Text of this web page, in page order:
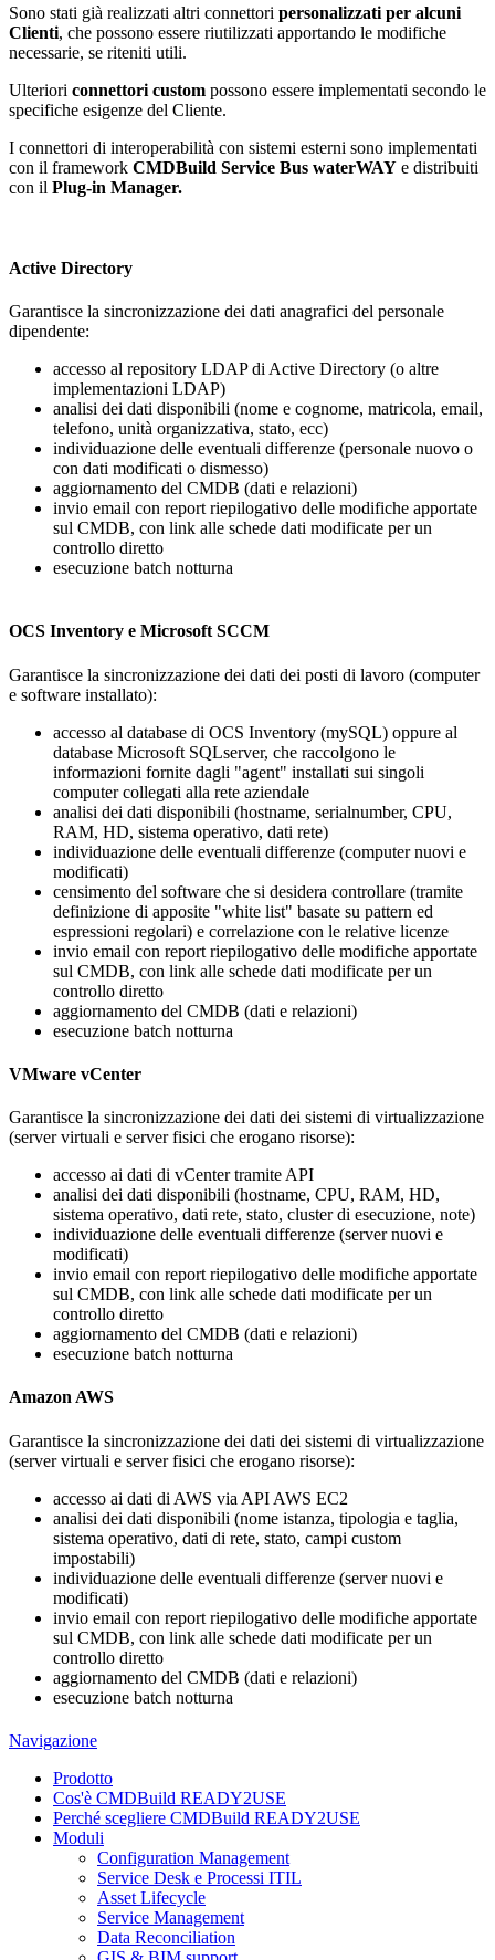
Sono stati già realizzati altri connettori personalizzati per alcuni
Clienti, che possono essere riutilizzati apportando le modifiche
necessarie, se riteniti utili.
Ulteriori connettori custom possono essere implementati secondo le
specifiche esigenze del Cliente.
I connettori di interoperabilità con sistemi esterni sono implementati
con il framework CMDBuild Service Bus waterWAY e distribuiti
con il Plug-in Manager.
Active Directory
Garantisce la sincronizzazione dei dati anagrafici del personale
dipendente:
accesso al repository LDAP di Active Directory (o altre
implementazioni LDAP)
analisi dei dati disponibili (nome e cognome, matricola, email,
telefono, unità organizzativa, stato, ecc)
individuazione delle eventuali differenze (personale nuovo o
con dati modificati o dismesso)
aggiornamento del CMDB (dati e relazioni)
invio email con report riepilogativo delle modifiche apportate
sul CMDB, con link alle schede dati modificate per un
controllo diretto
esecuzione batch notturna
OCS Inventory e Microsoft SCCM
Garantisce la sincronizzazione dei dati dei posti di lavoro (computer
e software installato):
accesso al database di OCS Inventory (mySQL) oppure al
database Microsoft SQLserver, che raccolgono le
informazioni fornite dagli "agent" installati sui singoli
computercollegati alla rete aziendale
analisi dei dati disponibili (hostname, serialnumber, CPU,
RAM, HD, sistema operativo, dati rete)
individuazione delle eventuali differenze (computer nuovi e
modificati)
censimento del software che si desidera controllare (tramite
definizione di apposite "white list" basate su pattern ed
espressioni regolari) e correlazione con le relative licenze
invio email con report riepilogativo delle modifiche apportate
sul CMDB, con link alle schede dati modificate per un
controllo diretto
aggiornamento del CMDB (dati e relazioni)
esecuzione batch notturna
VMware vCenter
Garantisce la sincronizzazione dei dati dei sistemi di virtualizzazione
(server virtuali e server fisici che erogano risorse):
accesso ai dati di vCenter tramite API
analisi dei dati disponibili (hostname, CPU, RAM, HD,
sistema operativo, dati rete, stato, cluster di esecuzione, note)
individuazione delle eventuali differenze (server nuovi e
modificati)
invio email con report riepilogativo delle modifiche apportate
sul CMDB, con link alle schede dati modificate per un
controllo diretto
aggiornamento del CMDB (dati e relazioni)
esecuzione batch notturna
Amazon AWS
Garantisce la sincronizzazione dei dati dei sistemi di virtualizzazione
(server virtuali e server fisici che erogano risorse):
accesso ai dati di AWS via API AWS EC2
analisi dei dati disponibili (nome istanza, tipologia e taglia,
sistema operativo, dati di rete, stato, campi custom
impostabili)
individuazione delle eventuali differenze (server nuovi e
modificati)
invio email con report riepilogativo delle modifiche apportate
sul CMDB, con link alle schede dati modificate per un
controllo diretto
aggiornamento del CMDB (dati e relazioni)
esecuzione batch notturna
Navigazione
Prodotto
Cos'è CMDBuild READY2USE
Perché scegliere CMDBuild READY2USE
Moduli
Configuration Management
Service Desk e Processi ITIL
Asset Lifecycle
Service Management
Data Reconciliation